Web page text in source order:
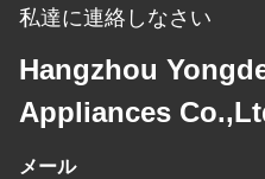
私達に連絡しなさい
Hangzhou
Appliances
メール